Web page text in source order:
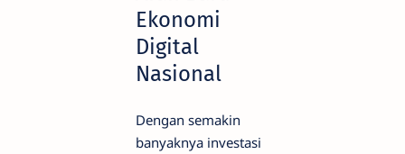
Ekonomi
Digital
Nasional
Dengan semakin
banyaknya investasi